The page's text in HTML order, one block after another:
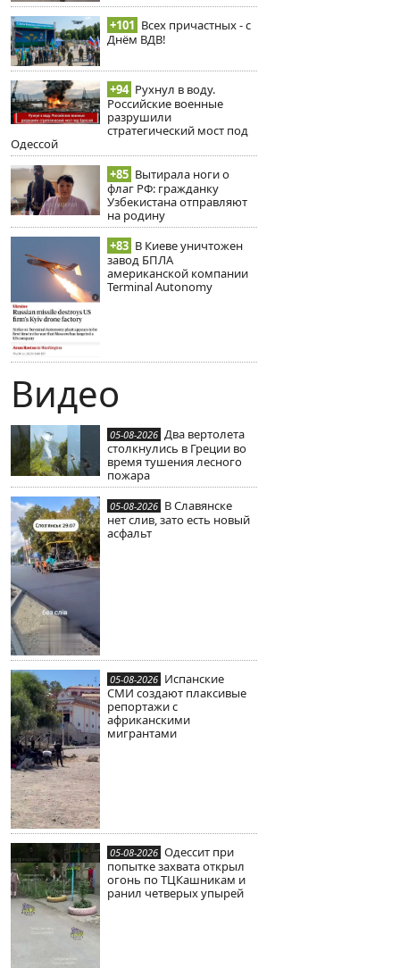
+101 Всех причастных - с
Днём ВДВ!
+94 Рухнул в воду.
Российские военные
разрушили
стратегический мост под
Одессой
+85 Вытирала ноги о
флаг РФ: гражданку
Узбекистана отправляют
на родину
+83 В Киеве уничтожен
завод БПЛА
американской компании
Terminal Autonomy
Видео
05-08-2026 Два вертолета
столкнулись в Греции во
время тушения лесного
пожара
05-08-2026 В Славянске
нет слив, зато есть новый
асфальт
05-08-2026 Испанские
СМИ создают плаксивые
репортажи с
африканскими
мигрантами
05-08-2026 Одессит при
попытке захвата открыл
огонь по ТЦКашникам и
ранил четверых упырей